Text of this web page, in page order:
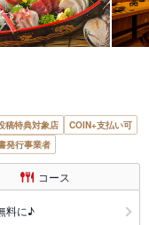
稿特典対象店
COIN+支払い可
発行事業者
コース
料に♪